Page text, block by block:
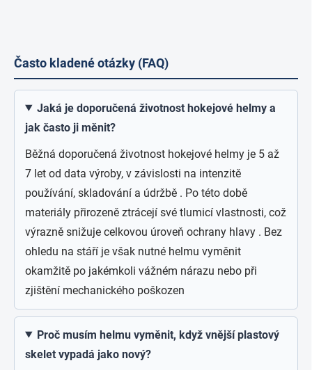
Často kladené otázky (FAQ)
Jaká je doporučená životnost hokejové helmy a
jak často ji měnit?
Běžná doporučená životnost hokejové helmy je 5 až
7 let od data výroby, v závislosti na intenzitě
používání, skladování a údržbě . Po této době
materiály přirozeně ztrácejí své tlumicí vlastnosti, což
výrazně snižuje celkovou úroveň ochrany hlavy . Bez
ohledu na stáří je však nutné helmu vyměnit
okamžitě po jakémkoli vážném nárazu nebo při
zjištění mechanického poškozen
Proč musím helmu vyměnit, když vnější plastový
skelet vypadá jako nový?